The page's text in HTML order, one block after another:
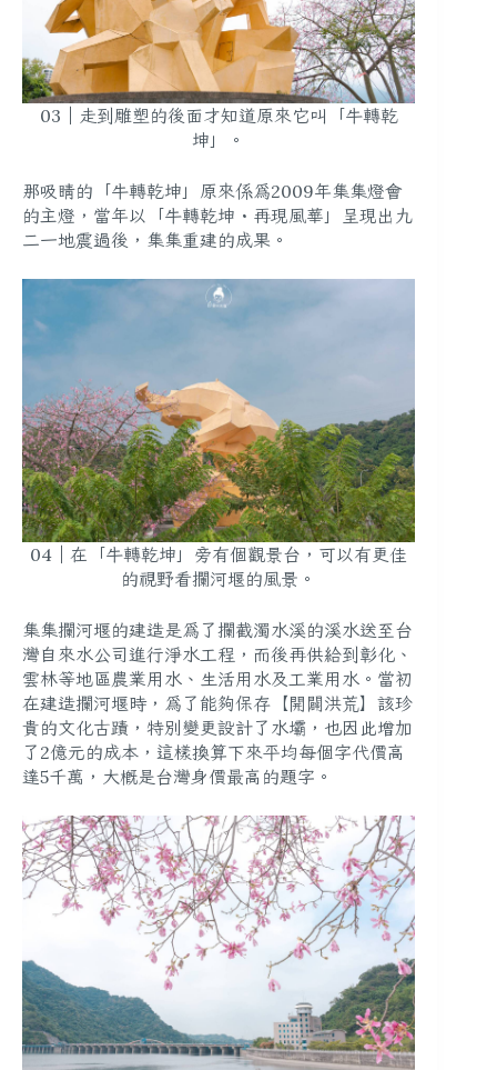
03｜走到雕塑的後面才知道原來它叫「牛轉乾
坤」。
那吸睛的「牛轉乾坤」原來係為2009年集集燈會
的主燈，當年以「牛轉乾坤・再現風華」呈現出九
二一地震過後，集集重建的成果。
04｜在「牛轉乾坤」旁有個觀景台，可以有更佳
的視野看攔河堰的風景。
集集攔河堰的建造是為了攔截濁水溪的溪水送至台
灣自來水公司進行淨水工程，而後再供給到彰化、
雲林等地區農業用水、生活用水及工業用水。當初
在建造攔河堰時，為了能夠保存【開闢洪荒】該珍
貴的文化古蹟 ，特別變更設計了水壩，也因此增加
了2億元的成本 ，這樣換算下來平均每個字代價高
達5千萬，大概是台灣身價最高的題字。